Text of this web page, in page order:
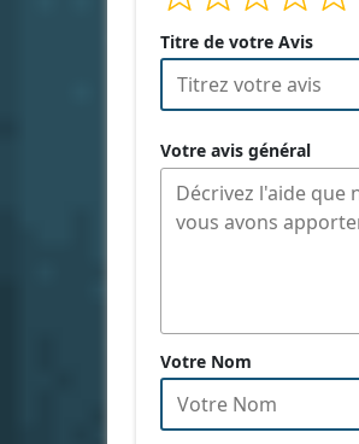
Titre de votre Avis
Votre avis général
Votre Nom